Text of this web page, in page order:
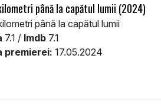
până la capătul lumii (2024)
până la capătul lumii
7.1 / Imdb 7.1
premierei: 17.05.2024